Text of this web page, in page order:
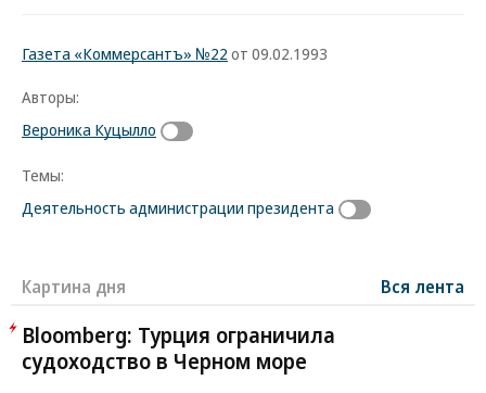
Газета «Коммерсантъ» №22 от 09.02.1993
Авторы:
Вероника Куцылло
Темы:
Деятельность администрации президента
Картина дня Вся лента
Bloomberg: Турция ограничила
судоходство в Черном море